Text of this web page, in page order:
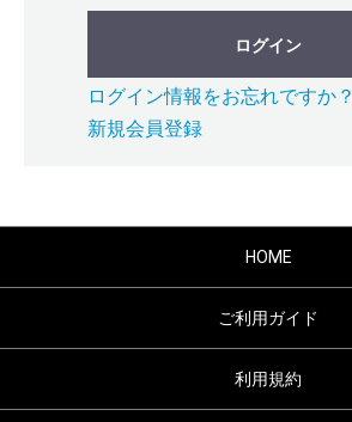
ログイン
ログイン情報をお忘れですか？
新規会員登録
HOME
ご利用ガイド
利用規約